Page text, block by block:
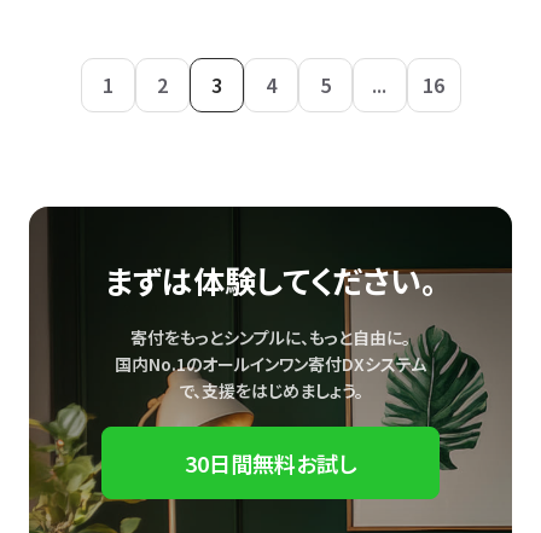
1 2 3 4 5 ... 16
まずは体験してください。
寄付をもっとシンプルに、もっと自由に。
国内No.1のオールインワン寄付DXシステム
で、支援をはじめましょう。
30日間無料お試し